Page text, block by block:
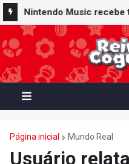
Nintendo Music
Virtual Boy Wario
Tennis em adição
Super Mario Sunshine
Nintendo GameCube -
Nintendo Switch Online
Página inicial Mundo Real
Usuário